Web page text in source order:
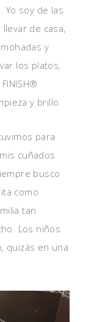
Yo soy de las
de casa,
y
los platos,
y brillo.
para
cuñados
busco
como
tan
Los niños
quizás en una